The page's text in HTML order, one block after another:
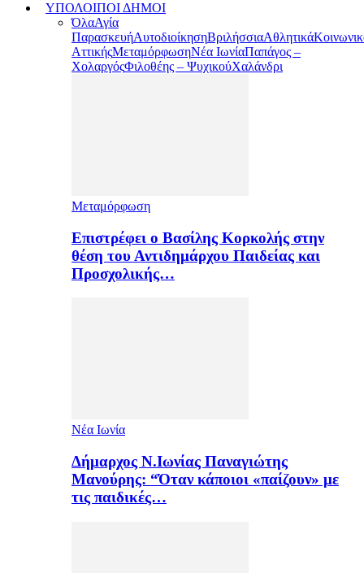
ΥΠΟΛΟΙΠΟΙ ΔΗΜΟΙ
ΌλαΑγία
ΠαρασκευήΑυτοδιοίκησηΒριλήσσιαΑθλητικά
ΑττικήςΜεταμόρφωσηΝέα ΙωνίαΠαπάγος –
ΧολαργόςΦιλοθέης – ΨυχικούΧαλάνδρι
Μεταμόρφωση
Επιστρέφει ο Βασίλης Κορκολής στην
θέση του Αντιδημάρχου Παιδείας και
Προσχολικής…
Νέα Ιωνία
Δήμαρχος Ν.Ιωνίας Παναγιώτης
Μανούρης: “Όταν κάποιοι «παίζουν» με
τις παιδικές…